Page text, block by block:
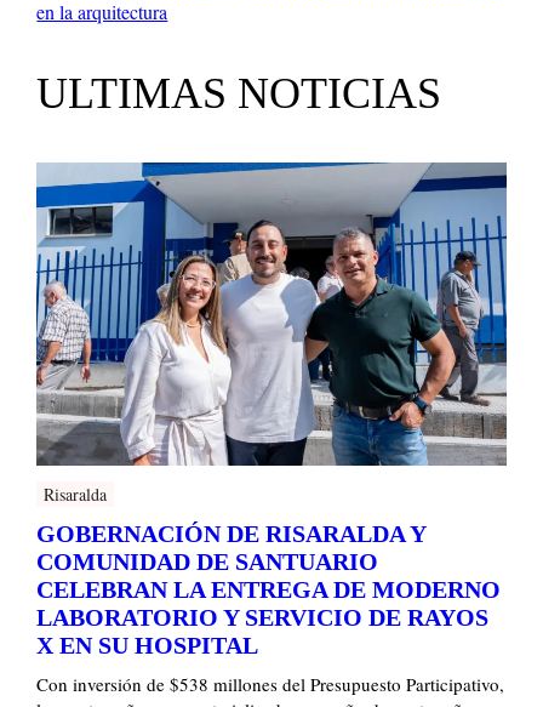
en la arquitectura
ULTIMAS NOTICIAS
Risaralda
GOBERNACIÓN DE RISARALDA Y
COMUNIDAD DE SANTUARIO
CELEBRAN LA ENTREGA DE MODERNO
LABORATORIO Y SERVICIO DE RAYOS
X EN SU HOSPITAL
Con inversión de $538 millones del Presupuesto Participativo,